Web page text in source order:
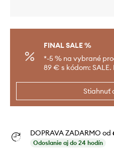
FINAL SALE %
*-5 % na vybrané
89 € s kódom: SALE.
Stiahnuť
DOPRAVA ZADARMO od
Odoslanie aj do 24 hodín